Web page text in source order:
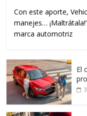
Con este aporte,
manejes…
marca automotriz
El